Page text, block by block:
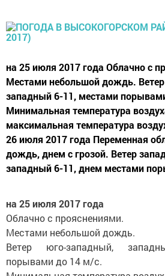
на 25 июля 2017 года Облачно с
Местами небольшой дождь.
западный 6-11, местами
Минимальная температура
максимальная температура
26 июля 2017 года Переменная
дождь, днем с грозой. Ветер
западный 6-11, днем местами
на 25 июля 2017 года
Облачно с прояснениями.
Местами небольшой дождь.
Ветер юго-западный,
порывами до 14 м/с.